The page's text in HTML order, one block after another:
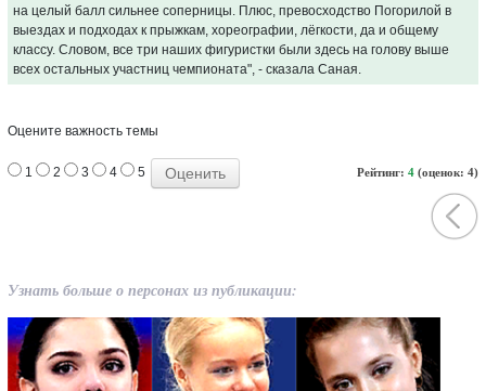
на целый балл сильнее соперницы. Плюс, превосходство Погорилой в
выездах и подходах к прыжкам, хореографии, лёгкости, да и общему
классу. Словом, все три наших фигуристки были здесь на голову выше
всех остальных участниц чемпионата", - сказала Саная.
Оцените важность темы
Рейтинг: 4 (оценок: 4)
1 2 3 4 5
Узнать больше о персонах из публикации: